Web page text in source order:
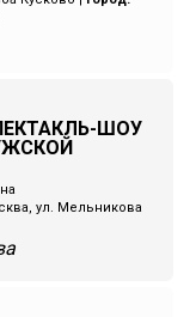
ШОУ
ул. Мельникова